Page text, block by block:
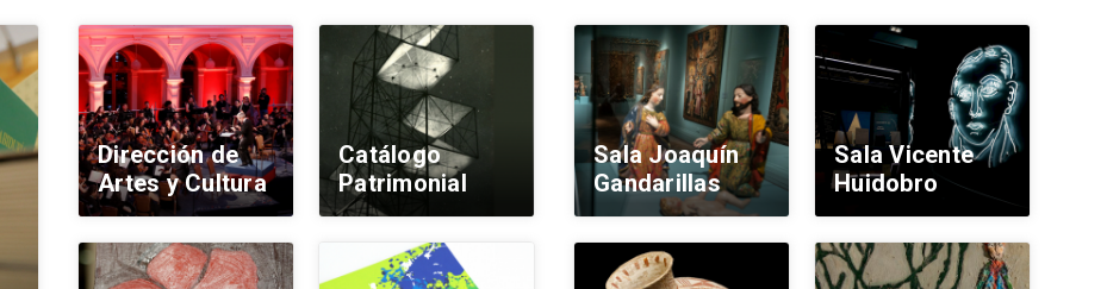
Dirección de
Artes y Cultura
Catálogo
Patrimonial
Sala Joaquín
Gandarillas
Sala Vicente
Huidobro